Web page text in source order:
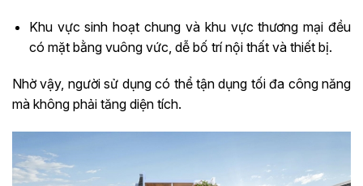
Khu vực sinh hoạt chung và khu vực thương mại đều
có mặt bằng vuông vức, dễ bố trí nội thất và thiết bị.
Nhờ vậy, người sử dụng có thể tận dụng tối đa công năng
mà không phải tăng diện tích.